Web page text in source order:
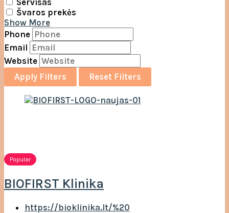
Servisas
Švaros prekės
Show More
Phone
Email
Website
Apply Filters
Reset Filters
Popular
BIOFIRST Klinika
https://bioklinika.lt/%20